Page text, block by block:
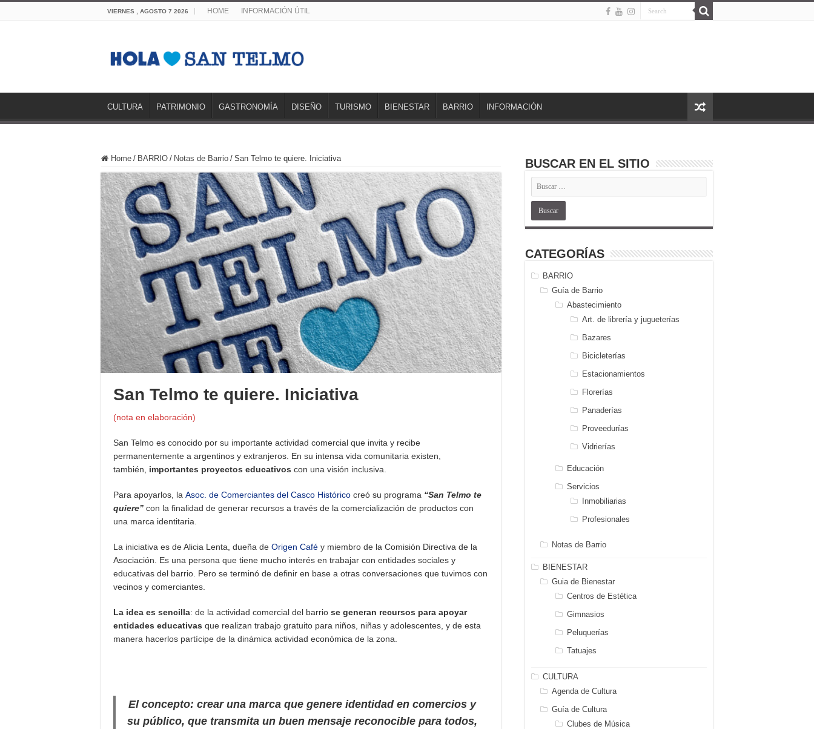
VIERNES , AGOSTO 7 2026 HOME INFORMACIÓN ÚTIL
CULTURA PATRIMONIO GASTRONOMÍA DISEÑO TURISMO BIENESTAR BARRIO INFORMACIÓN
Home / BARRIO / Notas de Barrio / San Telmo te quiere. Iniciativa
San Telmo te quiere. Iniciativa
(nota en elaboración)
San Telmo es conocido por su importante actividad comercial que invita y recibe
permanentemente a argentinos y extranjeros. En su intensa vida comunitaria existen,
también, importantes proyectos educativos con una visión inclusiva.
Para apoyarlos, la Asoc. de Comerciantes del Casco Histórico creó su programa “San Telmo te
quiere” con la finalidad de generar recursos a través de la comercialización de productos con
una marca identitaria.
La iniciativa es de Alicia Lenta, dueña de Origen Café y miembro de la Comisión Directiva de la
Asociación. Es una persona que tiene mucho interés en trabajar con entidades sociales y
educativas del barrio. Pero se terminó de definir en base a otras conversaciones que tuvimos con
vecinos y comerciantes.
La idea es sencilla: de la actividad comercial del barrio se generan recursos para apoyar
entidades educativas que realizan trabajo gratuito para niños, niñas y adolescentes, y de esta
manera hacerlos partícipe de la dinámica actividad económica de la zona.
El concepto: crear una marca que genere identidad en comercios y
su público, que transmita un buen mensaje reconocible para todos,
BUSCAR EN EL SITIO
CATEGORÍAS
BARRIO
Guía de Barrio
Abastecimiento
Art. de librería y jugueterías
Bazares
Bicicleterías
Estacionamientos
Florerías
Panaderías
Proveedurías
Vidrierías
Educación
Servicios
Inmobiliarias
Profesionales
Notas de Barrio
BIENESTAR
Guia de Bienestar
Centros de Estética
Gimnasios
Peluquerías
Tatuajes
CULTURA
Agenda de Cultura
Guía de Cultura
Clubes de Música